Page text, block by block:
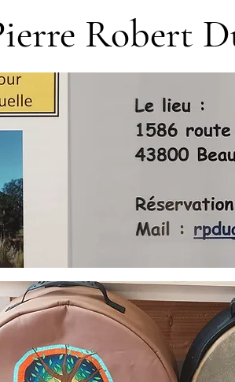
Robert